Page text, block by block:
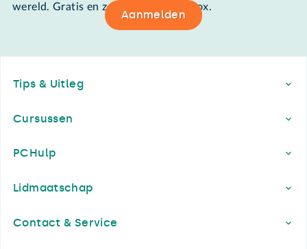
wereld. Gratis en zomaar in de mailbox.
Aanmelden
Tips & Uitleg
Cursussen
PCHulp
Lidmaatschap
Contact & Service